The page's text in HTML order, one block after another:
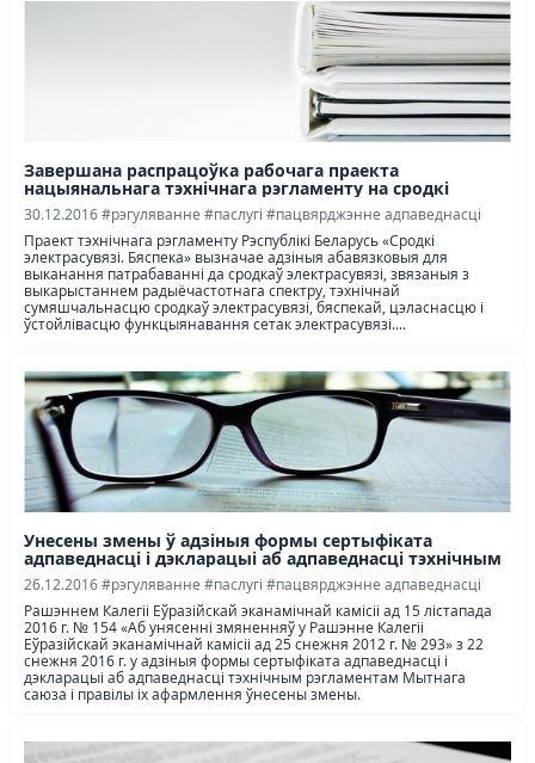
Завершана распрацоўка рабочага праекта
нацыянальнага тэхнічнага рэгламенту на сродкі
электрасувязі
30.12.2016#рэгуляванне #паслугі #пацвярджэнне адпаведнасці
Праект тэхнічнага рэгламенту Рэспублікі Беларусь «Сродкі
электрасувязі. Бяспека» вызначае адзіныя абавязковыя для
выканання патрабаванні да сродкаў электрасувязі, звязаныя з
выкарыстаннем радыёчастотнага спектру, тэхнічнай
сумяшчальнасцю сродкаў электрасувязі, бяспекай, цэласнасцю і
ўстойлівасцю функцыянавання сетак электрасувязі....
Унесены змены ў адзіныя формы сертыфіката
адпаведнасці і дэкларацыі аб адпаведнасці тэхнічным
рэгламентам...
26.12.2016#рэгуляванне #паслугі #пацвярджэнне адпаведнасці
Рашэннем Калегіі Еўразійскай эканамічнай камісіі ад 15 лiстапада
2016 г. № 154 «Аб унясенні змяненняў у Рашэнне Калегіі
Еўразійскай эканамічнай камісіі ад 25 снежня 2012 г. № 293» з 22
снежня 2016 г. у адзіныя формы сертыфіката адпаведнасці і
дэкларацыі аб адпаведнасці тэхнічным рэгламентам Мытнага
саюза і правілы іх афармлення ўнесены змены.